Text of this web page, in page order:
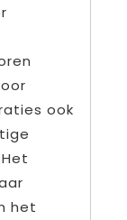
ook
het